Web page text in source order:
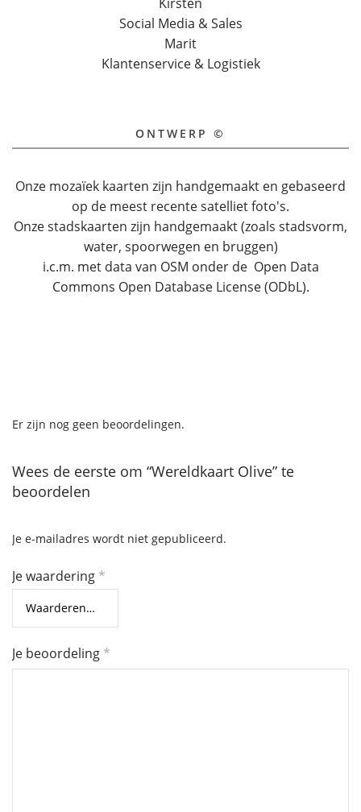
Social Media & Sales
Marit
Klantenservice & Logistiek
ONTWERP ©
Onze mozaïek kaarten zijn handgemaakt en gebaseerd
op de meest recente satelliet foto's.
Onze stadskaarten zijn handgemaakt (zoals stadsvorm,
water, spoorwegen en bruggen)
i.c.m. met data van OSM onder de Open Data
Commons Open Database License (ODbL).
Er zijn nog geen beoordelingen.
Wees de eerste om “Wereldkaart Olive” te
beoordelen
Je e-mailadres wordt niet gepubliceerd.
Je waardering *
Je beoordeling *